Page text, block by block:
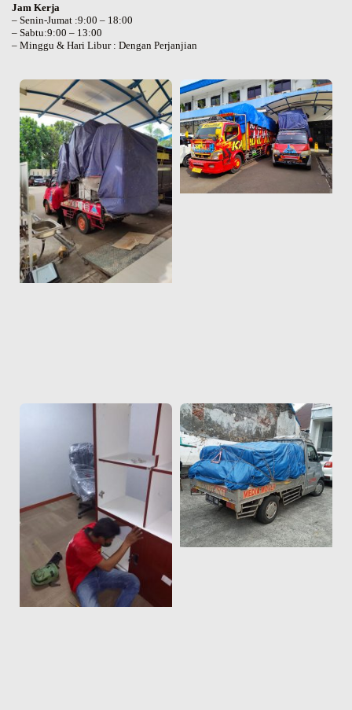
Jam Kerja
– Senin-Jumat :9:00 – 18:00
– Sabtu:9:00 – 13:00
– Minggu & Hari Libur : Dengan Perjanjian